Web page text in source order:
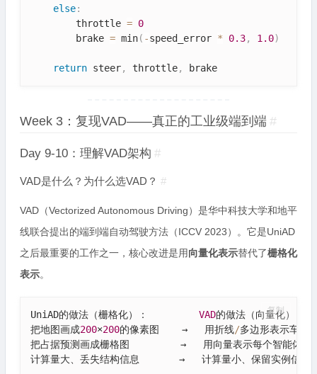
else:
        throttle
= 0
        brake
= min( -speed_error * 0.3, 1.0)
return steer, throttle, brake
Week 3：复现VAD——真正的工业级端到端 #
Day 9-10：理解VAD架构 #
VAD是什么？为什么选VAD？ #
VAD（Vectorized Autonomous Driving）是华中科技大学和地平
线联合提出的端到端自动驾驶方法（ICCV 2023）。它是UniAD
之后最重要的工作之一，核心改进是用向量化表示替代了栅格化
表示。
UniAD的做法（栅格化）： VAD的做法（向量化）：
把地图画成200×200的像素图    →   用折线/多边形表示车道
把占据预测画成栅格图         →   用向量表示每个智能体的
计算量大、丢失结构信息       →   计算量小、保留实例信息
复制